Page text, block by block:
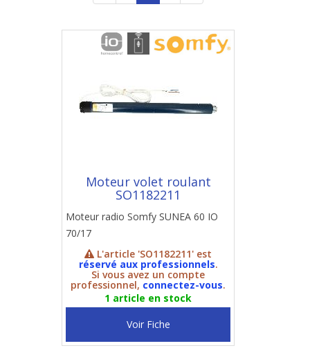
Moteur volet roulant
SO1182211
Moteur radio Somfy SUNEA 60 IO
70/17
L'article 'SO1182211' est
réservé aux professionnels.
Si vous avez un compte
professionnel, connectez-vous.
1 article en stock
Voir Fiche